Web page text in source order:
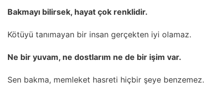
Bakmayı bilirsek, hayat çok renklidir.
Kötüyü tanımayan bir insan gerçekten iyi olamaz.
Ne bir yuvam, ne dostlarım ne de bir işim var.
Sen bakma, memleket hasreti hiçbir şeye benzemez.